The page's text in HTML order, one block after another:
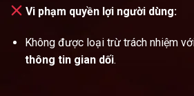
Vi phạm quyền lợi người dùng:
Không được loại trừ trách nhiệm
thông tin gian dối.